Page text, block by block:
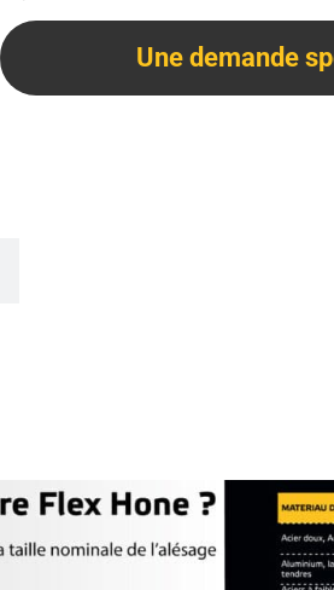
Une demande